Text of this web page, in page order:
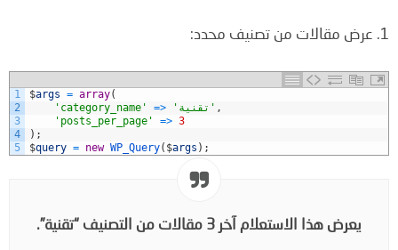
1. عرض مقالات من تصنيف محدد:
1
2
3
4
5
$args = array(
'category_name'
=> 'تقنية' ,
'posts_per_page'
=> 3
) ;
$query = new WP_Query( $args ) ;
يعرض هذا الاستعلام آخر 3 مقالات من التصنيف “تقنية”.